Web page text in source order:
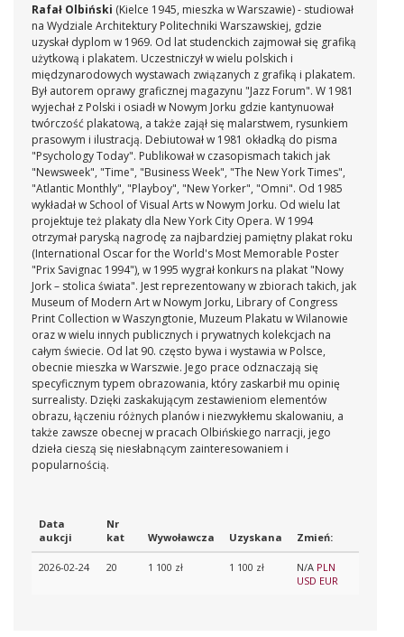
Rafał Olbiński (Kielce 1945, mieszka w Warszawie) - studiował
na Wydziale Architektury Politechniki Warszawskiej, gdzie
uzyskał dyplom w 1969. Od lat studenckich zajmował się grafiką
użytkową i plakatem. Uczestniczył w wielu polskich i
międzynarodowych wystawach związanych z grafiką i plakatem.
Był autorem oprawy graficznej magazynu "Jazz Forum". W 1981
wyjechał z Polski i osiadł w Nowym Jorku gdzie kantynuował
twórczość plakatową, a także zajął się malarstwem, rysunkiem
prasowym i ilustracją. Debiutował w 1981 okładką do pisma
"Psychology Today". Publikował w czasopismach takich jak
"Newsweek", "Time", "Business Week", "The New York Times",
"Atlantic Monthly", "Playboy", "New Yorker", "Omni". Od 1985
wykładał w School of Visual Arts w Nowym Jorku. Od wielu lat
projektuje też plakaty dla New York City Opera. W 1994
otrzymał paryską nagrodę za najbardziej pamiętny plakat roku
(International Oscar for the World's Most Memorable Poster
"Prix Savignac 1994"), w 1995 wygrał konkurs na plakat "Nowy
Jork – stolica świata". Jest reprezentowany w zbiorach takich, jak
Museum of Modern Art w Nowym Jorku, Library of Congress
Print Collection w Waszyngtonie, Muzeum Plakatu w Wilanowie
oraz w wielu innych publicznych i prywatnych kolekcjach na
całym świecie. Od lat 90. często bywa i wystawia w Polsce,
obecnie mieszka w Warszwie. Jego prace odznaczają się
specyficznym typem obrazowania, który zaskarbił mu opinię
surrealisty. Dzięki zaskakującym zestawieniom elementów
obrazu, łączeniu różnych planów i niezwykłemu skalowaniu, a
także zawsze obecnej w pracach Olbińskiego narracji, jego
dzieła cieszą się niesłabnącym zainteresowaniem i
popularnością.
Data
aukcji
Nr
kat
Wywoławcza Uzyskana Zmień:
2026-02-24 20 1 100 zł 1 100 zł N/A PLN
USD EUR